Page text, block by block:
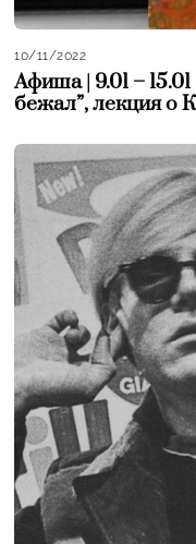
10/11/2022
Афиша | 9.01 –
бежал”, лекция о